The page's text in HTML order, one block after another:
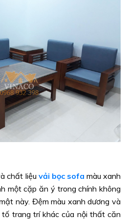
chất liệu vải bọc sofa màu xanh
một cặp ăn ý trong chính không
này. Đệm màu xanh dương và
trang trí khác của nội thất căn